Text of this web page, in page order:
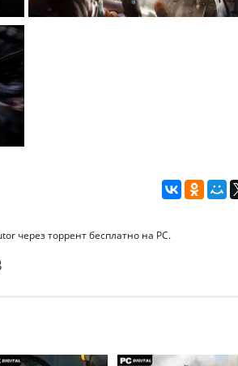
через торрент бесплатно на PC.